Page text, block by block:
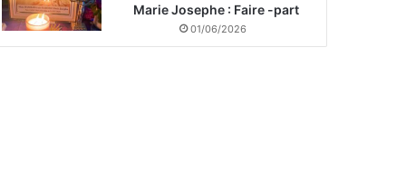
Marie Josephe : Faire -part
01/06/2026